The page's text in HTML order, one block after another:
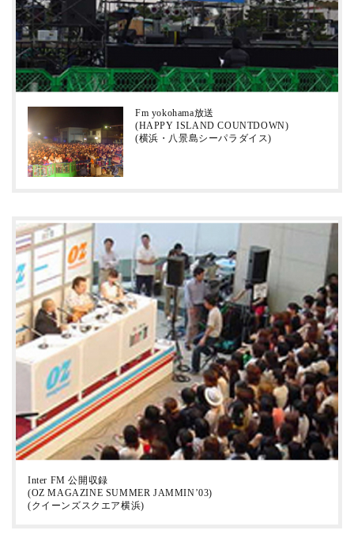
Fm yokohama放送
(HAPPY ISLAND COUNTDOWN)
(横浜・八景島シーパラダイス)
Inter FM 公開収録
(OZ MAGAZINE SUMMER JAMMIN’03)
(クイーンズスクエア横浜)